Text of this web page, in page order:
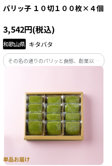
パリッ子 １０切１００枚×４個
3,542円(税込)
和歌山県 キタバタ
その名の通りのパリッと食感、創業以来
み濃厚な甘辛たれが絶妙な味付海苔です。